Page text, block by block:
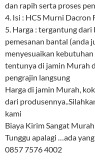
dan rapih serta proses
4. Isi : HCS Murni Dacron
5. Harga : tergantung
pemesanan bantal (anda
menyesuaikan
tentunya di jamin Murah
pengrajin langsung
Harga di jamin Murah,
dari
kami
Biaya Kirim Sangat
Tunggu apalagi …ada
0857 7576 4002